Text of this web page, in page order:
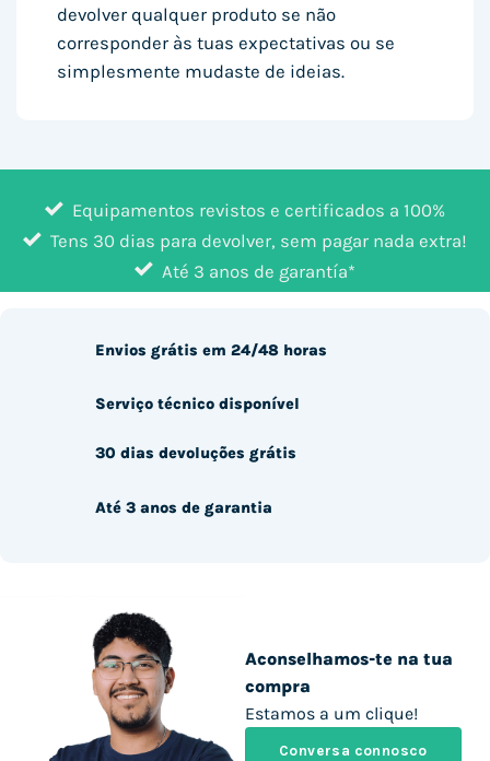
devolver qualquer produto se não
corresponder às tuas expectativas ou se
simplesmente mudaste de ideias.
Equipamentos revistos e certificados a 100%
Tens 30 dias para devolver, sem pagar nada extra!
Até 3 anos de garantía*
Aconselhamos-te na tua
compra
Estamos a um clique!
Conversa connosco
Envios grátis em 24/48 horas
Serviço técnico disponível
30 dias devoluções grátis
Até 3 anos de garantia